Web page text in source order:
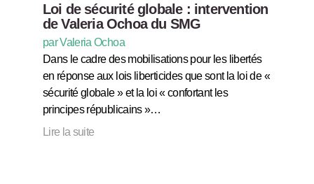
Loi de sécurité globale : intervention
de Valeria Ochoa du SMG
par Valeria Ochoa
Dans le cadre des mobilisations pour les libertés
en réponse aux lois liberticides que sont la loi de «
sécurité globale » et la loi « confortant les
principes républicains »…
Lire la suite